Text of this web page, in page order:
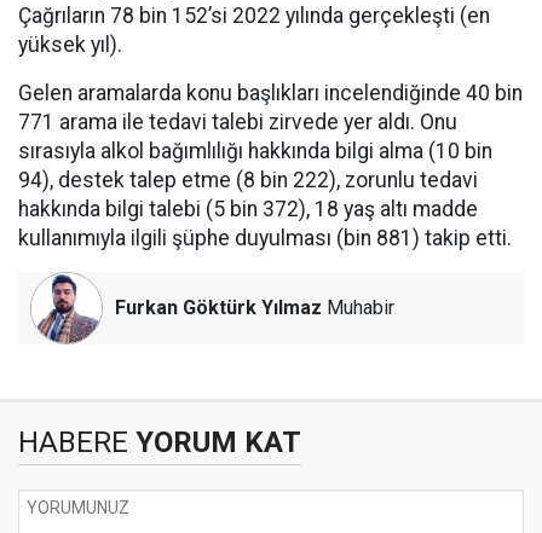
Çağrıların 78 bin 152’si 2022 yılında gerçekleşti (en
yüksek yıl).
Gelen aramalarda konu başlıkları incelendiğinde 40 bin
771 arama ile tedavi talebi zirvede yer aldı. Onu
sırasıyla alkol bağımlılığı hakkında bilgi alma (10 bin
94), destek talep etme (8 bin 222), zorunlu tedavi
hakkında bilgi talebi (5 bin 372), 18 yaş altı madde
kullanımıyla ilgili şüphe duyulması (bin 881) takip etti.
Furkan Göktürk Yılmaz Muhabir
HABERE YORUM KAT